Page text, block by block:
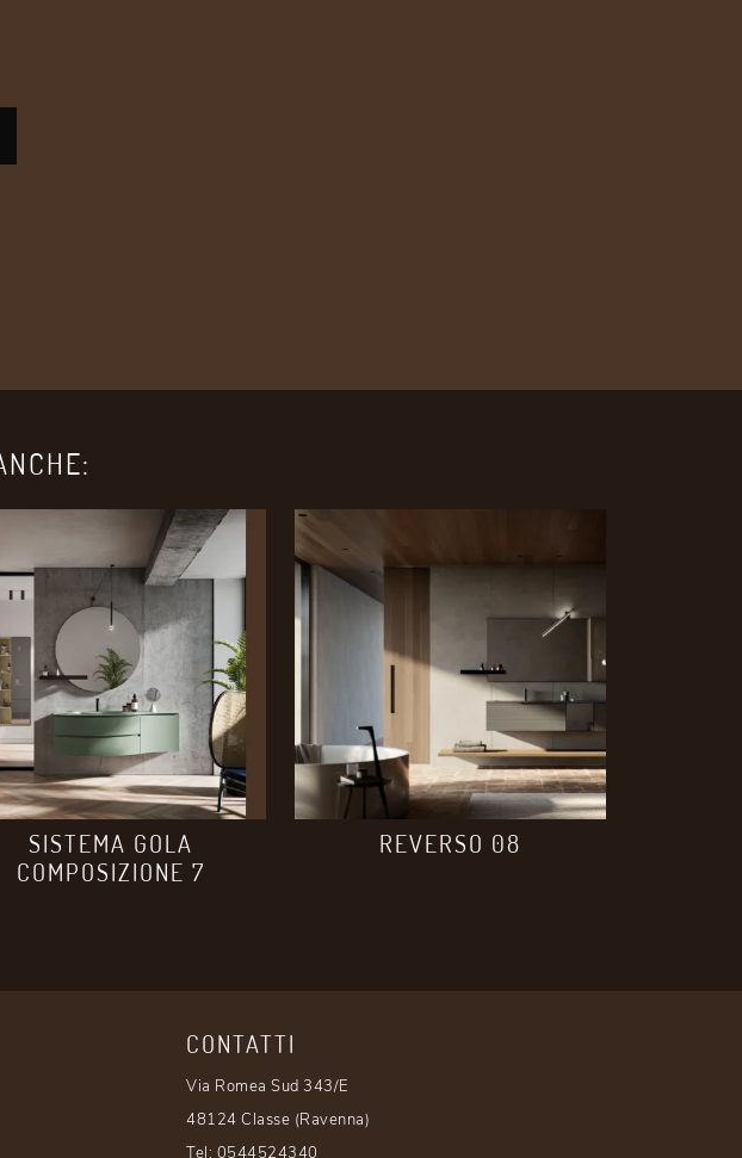
SISTEMA GOLA
COMPOSIZIONE 7
REVERSO 08
CONTATTI
Via Romea Sud 343/E
48124 Classe (Ravenna)
Tel: 0544524340